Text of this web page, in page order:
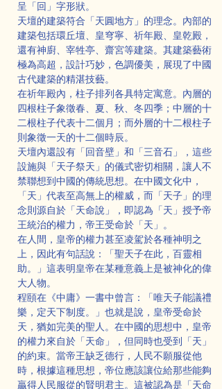
呈「回」字形狀。
天壇的建築符合「天圓地方」的理念。內部的
建築包括環丘壇、皇穹寧、祈年殿、皇乾殿，
還有神廚、宰牲亭、齋宮等建築。其建築藝術
極為高超，設計巧妙，色調優美，展現了中國
古代建築的精湛技藝。
在祈年殿內，柱子排列各具特定寓意。內層的
四根柱子象徵春、夏、秋、冬四季；中層的十
二根柱子代表十二個月；而外層的十二根柱子
則象徵一天的十二個時辰。
天壇內還設有「回音壁」和「三音石」，這些
設施與「天子祭天」的儀式密切相關，讓人不
禁聯想到中國的傳統思想。在中國文化中，
「天」代表至高無上的權威，而「天子」的理
念則源自於「天命說」，即認為「天」授予帝
王統治的權力，帝王受命於「天」。
在人間，皇帝的權力甚至凌駕於各種神明之
上，因此有句話說：「聖天子在此，百靈相
助。」這表明皇帝在某種意義上是被神化的偉
大人物。
程頤在《中庸》一書中曾言：「唯天子能議禮
樂，定天下制度。」也就是說，皇帝受命於
天，猶如完美的聖人。在中國的思想中，皇帝
的權力來自於「天命」，但同時也受到「天」
的約束。當帝王缺乏德行，人民不願服從他
時，根據這種思想，帝位應該讓位給那些能夠
贏得人民服從的賢明君主。這被認為是「天命